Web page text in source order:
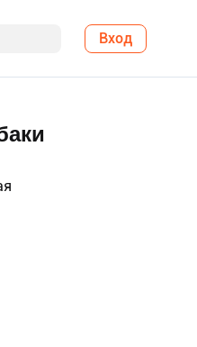
Вход